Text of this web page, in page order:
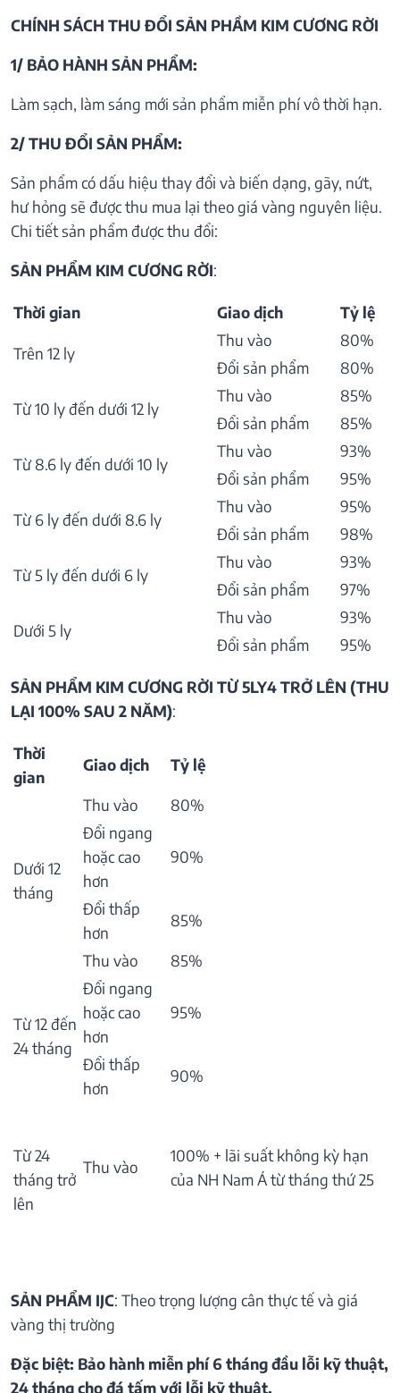
CHÍNH SÁCH THU ĐỔI SẢN PHẦM KIM CƯƠNG RỜI
1/ BẢO HÀNH SẢN PHẨM:
Làm sạch, làm sáng mới sản phẩm miễn phí vô thời hạn.
2/ THU ĐỔI SẢN PHẨM:
Sản phẩm có dấu hiệu thay đổi và biến dạng, gãy, nứt,
hư hỏng sẽ được thu mua lại theo giá vàng nguyên liệu.
Chi tiết sản phẩm được thu đổi:
SẢN PHẨM KIM CƯƠNG RỜI:
Thời gian Giao dịch Tỷ lệ
Trên 12 ly
Thu vào
80%
Đổi sản phẩm
80%
Từ 10 ly đến dưới 12 ly
Thu vào
85%
Đổi sản phẩm
85%
Từ 8.6 ly đến dưới 10 ly
Thu vào
93%
Đổi sản phẩm
95%
Từ 6 ly đến dưới 8.6 ly
Thu vào
95%
Đổi sản phẩm
98%
Từ 5 ly đến dưới 6 ly
Thu vào
93%
Đổi sản phẩm
97%
Dưới 5 ly
Thu vào
93%
Đổi sản phẩm
95%
SẢN PHẨM KIM CƯƠNG RỜI TỪ 5LY4 TRỞ LÊN (THU
LẠI 100% SAU 2 NĂM):
Thời
gian
Giao dịch Tỷ lệ
Dưới 12
tháng
Thu vào
80%
Đổi ngang
hoặc cao
hơn
90%
Đổi thấp
hơn
85%
Từ 12 đến
24 tháng
Thu vào
85%
Đổi ngang
hoặc cao
hơn
95%
Đổi thấp
hơn
90%
Từ 24
tháng trở
lên
Thu vào
100% + lãi suất không kỳ hạn
của NH Nam Á từ tháng thứ 25
SẢN PHẨM IJC: Theo trọng lượng cân thực tế và giá
vàng thị trường
Đặc biệt: Bảo hành miễn phí 6 tháng đầu lỗi kỹ thuật,
24 tháng cho đá tấm với lỗi kỹ thuật.